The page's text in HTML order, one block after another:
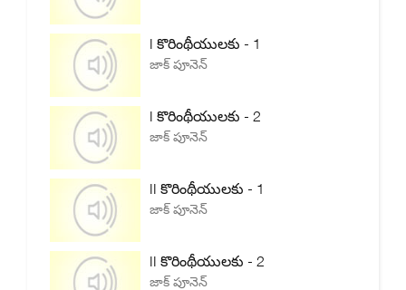
I కొరింథీయులకు - 1
జాక్ పూనెన్
I కొరింథీయులకు - 2
జాక్ పూనెన్
II కొరింథీయులకు - 1
జాక్ పూనెన్
II కొరింథీయులకు - 2
జాక్ పూనెన్